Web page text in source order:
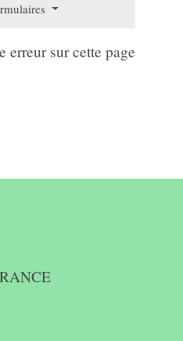
erreur sur cette page